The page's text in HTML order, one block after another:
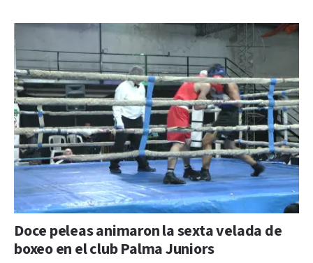
Doce peleas animaron la sexta velada de
boxeo en el club Palma Juniors